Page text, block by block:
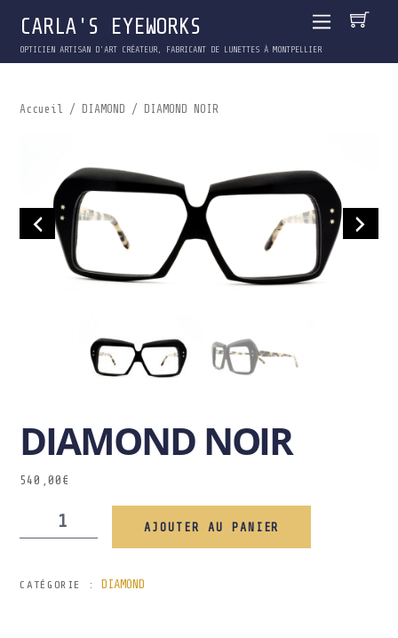
CARLA'S EYEWORKS
OPTICIEN ARTISAN D'ART CRÉATEUR, FABRICANT DE LUNETTES À MONTPELLIER
Accueil / DIAMOND / DIAMOND NOIR
DIAMOND NOIR
540,00 €
AJOUTER AU PANIER
CATÉGORIE : DIAMOND